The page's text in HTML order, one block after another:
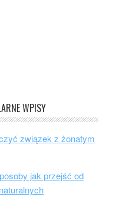
WPISY
związek z żonatym
jak przejść od